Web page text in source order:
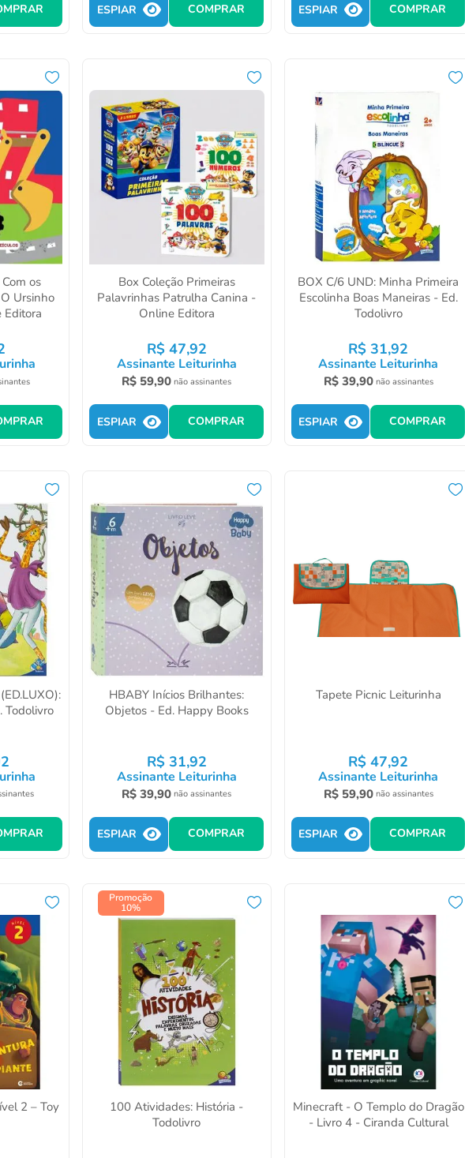
ESPIAR COMPRAR ESPIAR COMPRAR
os
Ursinho
Editora
Box Coleção Primeiras
Palavrinhas Patrulha Canina -
Online Editora
R$ 47,92
Assinante Leiturinha
R$ 59,90 não assinantes
ESPIAR COMPRAR
BOX C/6 UND: Minha Primeira
Escolinha Boas Maneiras - Ed.
Todolivro
R$ 31,92
Assinante Leiturinha
R$ 39,90 não assinantes
ESPIAR COMPRAR
Todolivro
HBABY Inícios Brilhantes:
Objetos - Ed. Happy Books
R$ 31,92
Assinante Leiturinha
R$ 39,90 não assinantes
ESPIAR COMPRAR
Tapete Picnic Leiturinha
R$ 47,92
Assinante Leiturinha
R$ 59,90 não assinantes
ESPIAR COMPRAR
2 – Toy
Promoção
10%
100 Atividades: História -
Todolivro
Minecraft - O Templo do Dragão
- Livro 4 - Ciranda Cultural